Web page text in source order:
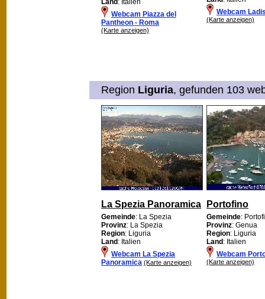
Webcam Piazza del
Pantheon - Roma
(Karte anzeigen)
Webcam
(Karte anzeigen)
Region Liguria, gefunden 103
La Spezia Panoramica
Gemeinde: La Spezia
Provinz: La Spezia
Region: Liguria
Land: Italien
Webcam La Spezia
Panoramica (Karte anzeigen)
Portofino
Gemeinde:
Provinz: Genua
Region: Liguria
Land: Italien
Webcam
(Karte anzeigen)